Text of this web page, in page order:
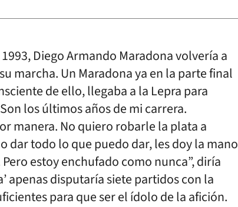
Diego Armando Maradona volvería a
marcha. Un Maradona ya en la parte final
de ello, llegaba a la Lepra para
los últimos años de mi carrera.
manera. No quiero robarle la plata a
dar todo lo que puedo dar, les doy la mano
estoy enchufado como nunca”, diría
apenas disputaría siete partidos con la
para que ser el ídolo de la afición.